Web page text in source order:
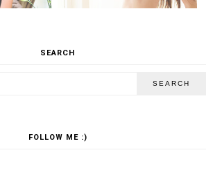
SEARCH
FOLLOW ME :)